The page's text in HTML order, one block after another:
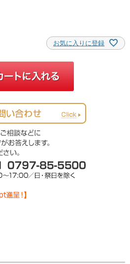
お気に入りに登録